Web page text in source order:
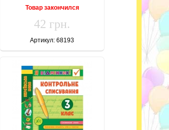
Товар закончился
42 грн.
Артикул: 68193